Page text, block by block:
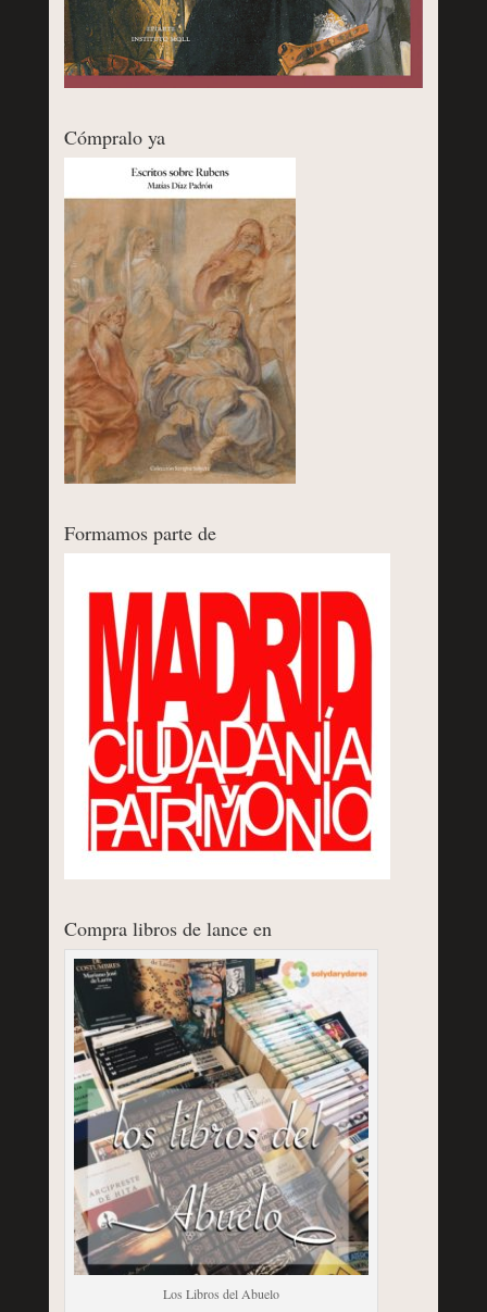
Cómpralo ya
Formamos parte de
Compra libros de lance en
Los Libros del Abuelo